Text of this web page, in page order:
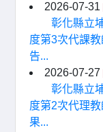
2026-07-31
彰化縣立
度第3次代課
告...
2026-07-27
彰化縣立
度第2次代理
果...